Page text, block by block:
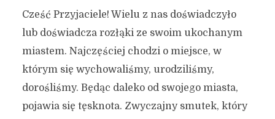
Cześć Przyjaciele! Wielu z nas doświadczyło
lub doświadcza rozłąki ze swoim ukochanym
miastem. Najczęściej chodzi o miejsce, w
którym się wychowaliśmy, urodziliśmy,
dorośliśmy. Będąc daleko od swojego miasta,
pojawia się tęsknota. Zwyczajny smutek, który